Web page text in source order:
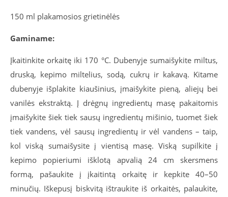
150 ml plakamosios grietinėlės
Gaminame:
Įkaitinkite orkaitę iki 170 °C. Dubenyje sumaišykite miltus,
druską, kepimo miltelius, sodą, cukrų ir kakavą. Kitame
dubenyje išplakite kiaušinius, įmaišykite pieną, aliejų bei
vanilės ekstraktą. Į drėgnų ingredientų masę pakaitomis
įmaišykite šiek tiek sausų ingredientų mišinio, tuomet šiek
tiek vandens, vėl sausų ingredientų ir vėl vandens – taip,
kol viską sumaišysite į vientisą masę. Viską supilkite į
kepimo popieriumi išklotą apvalią 24 cm skersmens
formą, pašaukite į įkaitintą orkaitę ir kepkite 40–50
minučių. Iškepusį biskvitą ištraukite iš orkaitės, palaukite,